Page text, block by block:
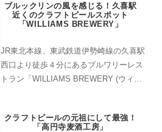
ブルックリンの風を感じる！久喜駅
近くのクラフトビールスポット
「WILLIAMS BREWERY」
JR東北本線、東武鉄道伊勢崎線の久喜駅
西口より徒歩４分にあるブルワリーレス
トラン「WILLIAMS BREWERY (ウィリ
上がります。お店の外にはテラス席を用
クラフトビールの元祖にして最強！
「高円寺麦酒工房」